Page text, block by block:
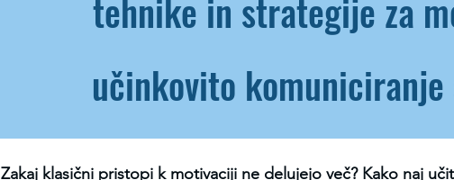
tehnike in strategije za
učinkovito
Zakaj klasični pristopi k motivaciji ne delujejo več? Kako naj